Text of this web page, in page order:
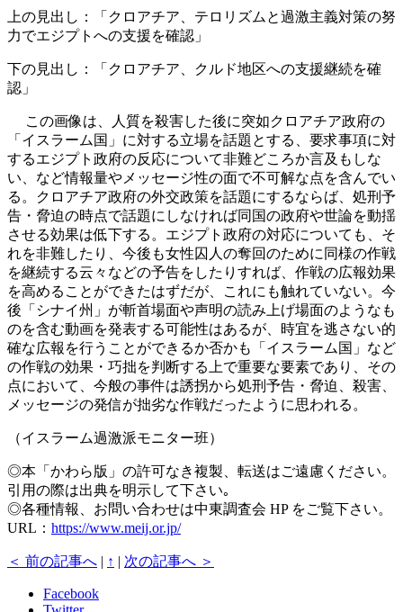
上の見出し：「クロアチア、テロリズムと過激主義対策の努
力でエジプトへの支援を確認」
下の見出し：「クロアチア、クルド地区への支援継続を確
認」
この画像は、人質を殺害した後に突如クロアチア政府の
「イスラーム国」に対する立場を話題とする、要求事項に対
するエジプト政府の反応について非難どころか言及もしな
い、など情報量やメッセージ性の面で不可解な点を含んでい
る。クロアチア政府の外交政策を話題にするならば、処刑予
告・脅迫の時点で話題にしなければ同国の政府や世論を動揺
させる効果は低下する。エジプト政府の対応についても、そ
れを非難したり、今後も女性囚人の奪回のために同様の作戦
を継続する云々などの予告をしたりすれば、作戦の広報効果
を高めることができたはずだが、これにも触れていない。今
後「シナイ州」が斬首場面や声明の読み上げ場面のようなも
のを含む動画を発表する可能性はあるが、時宜を逃さない的
確な広報を行うことができるか否かも「イスラーム国」など
の作戦の効果・巧拙を判断する上で重要な要素であり、その
点において、今般の事件は誘拐から処刑予告・脅迫、殺害、
メッセージの発信が拙劣な作戦だったように思われる。
（イスラーム過激派モニター班）
◎本「かわら版」の許可なき複製、転送はご遠慮ください。
引用の際は出典を明示して下さい｡
◎各種情報、お問い合わせは中東調査会 HP をご覧下さい。
URL： https://www.meij.or.jp/
＜ 前の記事へ | ↑ | 次の記事へ ＞
Facebook